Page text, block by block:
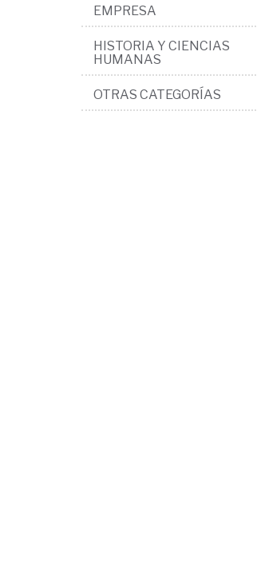
EMPRESA
HISTORIA Y CIENCIAS
HUMANAS
OTRAS CATEGORÍAS